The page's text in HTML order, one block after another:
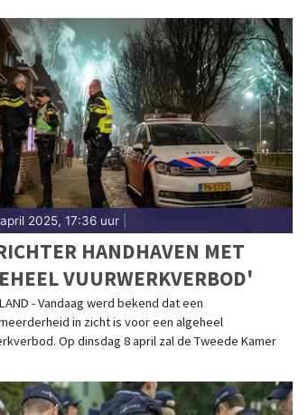
in Roden centrum, Peize, Norg en
het nieuws.
2025, 17:36 uur|
HANDHAVEN MET
VUURWERKVERBOD'
- Vandaag werd bekend dat een
in zicht is voor een algeheel
Op dinsdag 8 april zal de Tweede Kamer